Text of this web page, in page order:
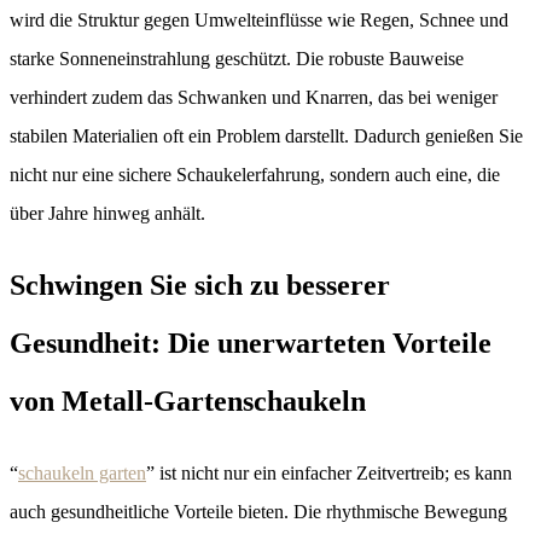
wird die Struktur gegen Umwelteinflüsse wie Regen, Schnee und
starke Sonneneinstrahlung geschützt. Die robuste Bauweise
verhindert zudem das Schwanken und Knarren, das bei weniger
stabilen Materialien oft ein Problem darstellt. Dadurch genießen Sie
nicht nur eine sichere Schaukelerfahrung, sondern auch eine, die
über Jahre hinweg anhält.
Schwingen Sie sich zu besserer
Gesundheit: Die unerwarteten Vorteile
von Metall-Gartenschaukeln
“schaukeln garten” ist nicht nur ein einfacher Zeitvertreib; es kann
auch gesundheitliche Vorteile bieten. Die rhythmische Bewegung